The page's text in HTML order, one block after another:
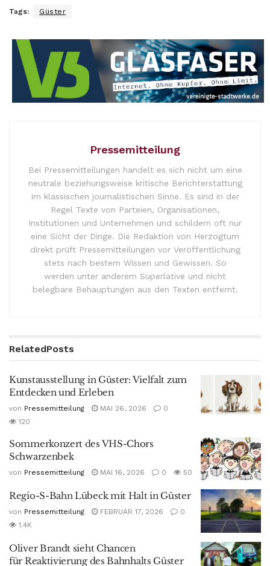
Tags: Güster
Pressemitteilung
Bei Pressemitteilungen handelt es sich nicht um eine
neutrale beziehungsweise kritische Berichterstattung
im klassischen journalistischen Sinne. Es sind in der
Regel Texte von Parteien, Organisationen,
Institutionen und Unternehmen und schildern oft nur
eine Sicht der Dinge. Die Redaktion von Herzogtum
direkt prüft Pressemitteilungen vor Veröffentlichung
stets nach bestem Wissen und Gewissen. So
werden unter anderem Superlative und nicht
belegbare Behauptungen aus den Texten entfernt.
RelatedPosts
Kunstausstellung in Güster: Vielfalt zum
Entdecken und Erleben
von Pressemitteilung MAI 26, 2026
0
120
Sommerkonzert des VHS-Chors
Schwarzenbek
von Pressemitteilung MAI 16, 2026 0 50
Regio-S-Bahn Lübeck mit Halt in Güster
von Pressemitteilung FEBRUAR 17, 2026
0
1.4K
Oliver Brandt sieht Chancen
für Reaktivierung des Bahnhalts Güster